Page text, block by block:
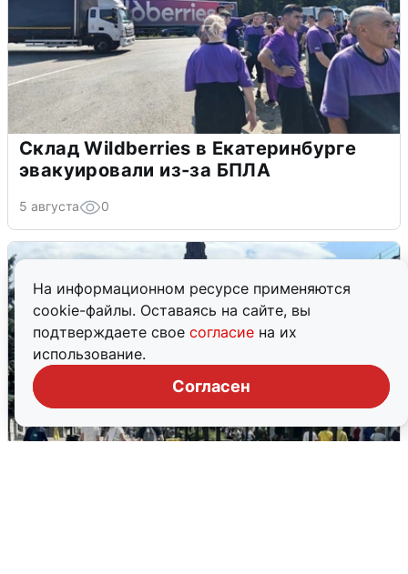
На информационном ресурсе применяются
cookie-файлы. Оставаясь на сайте, вы
подтверждаете свое согласие на их
использование.
Согласен
Склад Wildberries в Екатеринбурге
эвакуировали из-за БПЛА
5 августа 0